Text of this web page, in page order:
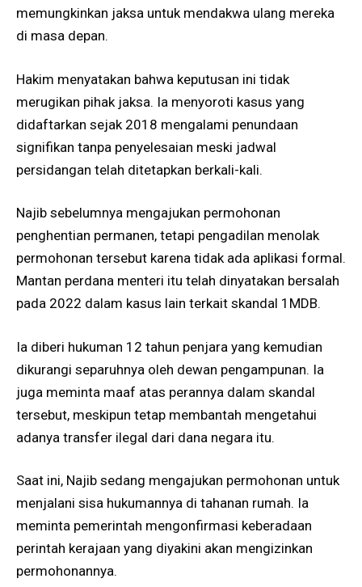
memungkinkan jaksa untuk mendakwa ulang mereka
di masa depan.
Hakim menyatakan bahwa keputusan ini tidak
merugikan pihak jaksa. Ia menyoroti kasus yang
didaftarkan sejak 2018 mengalami penundaan
signifikan tanpa penyelesaian meski jadwal
persidangan telah ditetapkan berkali-kali.
Najib sebelumnya mengajukan permohonan
penghentian permanen, tetapi pengadilan menolak
permohonan tersebut karena tidak ada aplikasi formal.
Mantan perdana menteri itu telah dinyatakan bersalah
pada 2022 dalam kasus lain terkait skandal 1MDB.
Ia diberi hukuman 12 tahun penjara yang kemudian
dikurangi separuhnya oleh dewan pengampunan. Ia
juga meminta maaf atas perannya dalam skandal
tersebut, meskipun tetap membantah mengetahui
adanya transfer ilegal dari dana negara itu.
Saat ini, Najib sedang mengajukan permohonan untuk
menjalani sisa hukumannya di tahanan rumah. Ia
meminta pemerintah mengonfirmasi keberadaan
perintah kerajaan yang diyakini akan mengizinkan
permohonannya.